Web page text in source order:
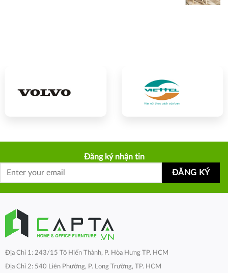
Đăng ký nhận tin
Địa Chỉ 1: 243/15 Tô Hiến Thành, P. Hòa Hưng TP. HCM
Địa Chỉ 2: 540 Liên Phường, P. Long Trường, TP. HCM